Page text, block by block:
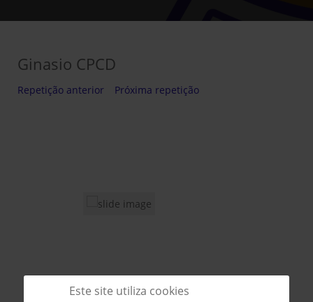
Ginasio CPCD
Repetição anterior Próxima repetição
Este site utiliza cookies